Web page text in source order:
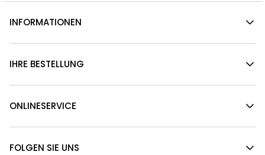
INFORMATIONEN
IHRE BESTELLUNG
ONLINESERVICE
FOLGEN SIE UNS